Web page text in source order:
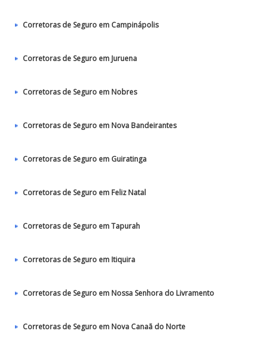
Corretoras de Seguro em Campinápolis
Corretoras de Seguro em Juruena
Corretoras de Seguro em Nobres
Corretoras de Seguro em Nova Bandeirantes
Corretoras de Seguro em Guiratinga
Corretoras de Seguro em Feliz Natal
Corretoras de Seguro em Tapurah
Corretoras de Seguro em Itiquira
Corretoras de Seguro em Nossa Senhora do Livramento
Corretoras de Seguro em Nova Canaã do Norte